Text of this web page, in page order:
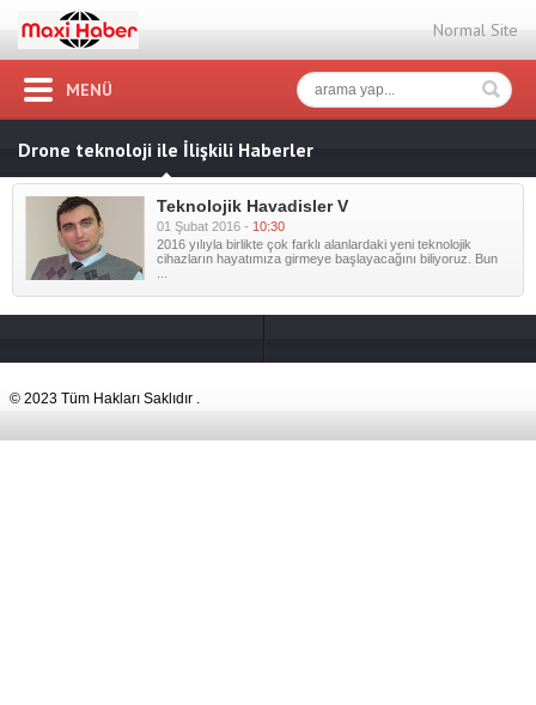
Normal Site
MENÜ
Drone teknoloji ile İlişkili Haberler
Teknolojik Havadisler V
01 Şubat 2016 - 10:30
2016 yılıyla birlikte çok farklı alanlardaki yeni teknolojik
cihazların hayatımıza girmeye başlayacağını biliyoruz. Bun
© 2023 Tüm Hakları Saklıdır .